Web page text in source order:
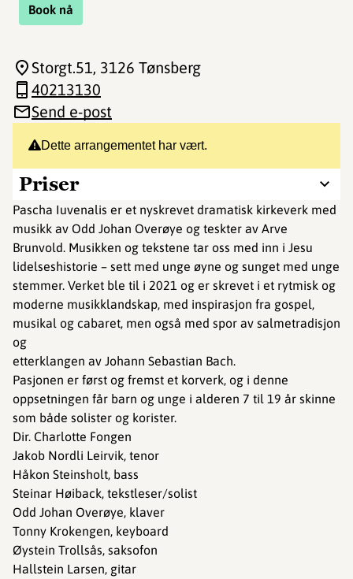
Book nå
Dette arrangementet har vært.
Priser
Pascha Iuvenalis er et nyskrevet dramatisk kirkeverk med
musikk av Odd Johan Overøye og teskter av Arve
Brunvold. Musikken og tekstene tar oss med inn i Jesu
lidelseshistorie – sett med unge øyne og sunget med unge
stemmer. Verket ble til i 2021 og er skrevet i et rytmisk og
moderne musikklandskap, med inspirasjon fra gospel,
musikal og cabaret, men også med spor av salmetradisjon
og
etterklangen av Johann Sebastian Bach.
Pasjonen er først og fremst et korverk, og i denne
oppsetningen får barn og unge i alderen 7 til 19 år skinne
som både solister og korister.
Dir. Charlotte Fongen
Jakob Nordli Leirvik, tenor
Håkon Steinsholt, bass
Steinar Høiback, tekstleser/solist
Odd Johan Overøye, klaver
Tonny Krokengen, keyboard
Øystein Trollsås, saksofon
Hallstein Larsen, gitar
Storgt.51, 3126 Tønsberg
40213130
Send e-post